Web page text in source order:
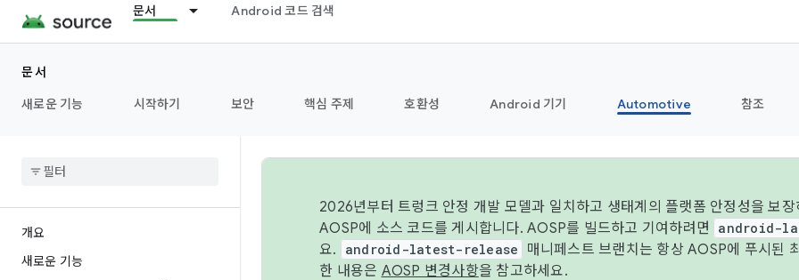
문서 Android 코드 검색
문서
새로운 기능
시작하기 보안 핵심 주제 호환성 Android 기기 Automotive 참조
개요
새로운 기능
2026년부터 트렁크 안정 개발 모델과 일치하고 생태계의 플랫폼 안정성을 보
AOSP에 소스 코드를 게시합니다. AOSP를 빌드하고 기여하려면
android-
요. android-latest-release
매니페스트 브랜치는 항상 AOSP에 푸시된
한 내용은 AOSP 변경사항을 참고하세요.